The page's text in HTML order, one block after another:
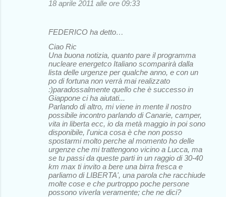
18 aprile 2011 alle ore 09:33
FEDERICO ha detto…
Ciao Ric
Una buona notizia, quanto pare il programma
nucleare energetco Italiano scomparirà dalla
lista delle urgenze per qualche anno, e con un
po di fortuna non verrà mai realizzato
:)paradossalmente quello che è successo in
Giappone ci ha aiutati...
Parlando di altro, mi viene in mente il nostro
possibile incontro parlando di Canarie, camper,
vita in liberta ecc, io da metà maggio in poi sono
disponibile, l'unica cosa è che non posso
spostarmi molto perche al momento ho delle
urgenze che mi trattengono vicino a Lucca, ma
se tu passi da queste parti in un raggio di 30-40
km max ti invito a bere una birra fresca e
parliamo di LIBERTA', una parola che racchiude
molte cose e che purtroppo poche persone
possono viverla veramente; che ne dici?